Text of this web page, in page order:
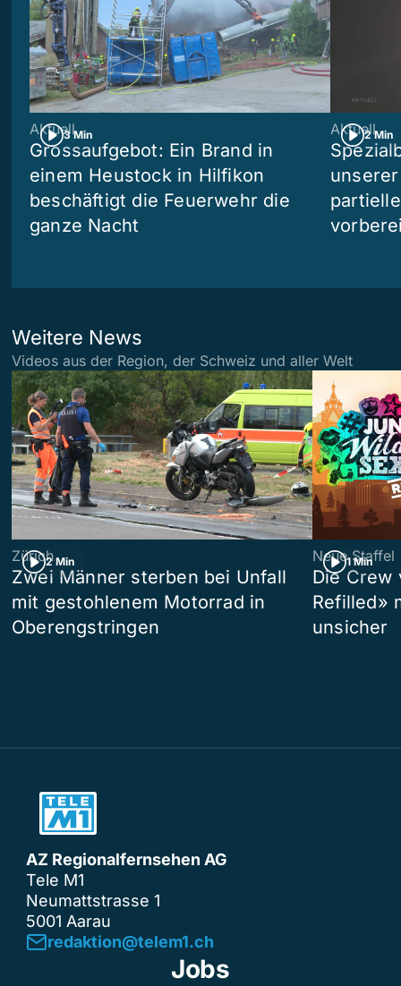
3 Min
Aktuell
Grossaufgebot: Ein Brand in
einem Heustock in Hilfikon
beschäftigt die Feuerwehr die
ganze Nacht
2 Min
Aktuell
Weitere News
Videos aus der Region, der Schweiz und aller Welt
2 Min
Zürich
Zwei Männer sterben bei Unfall
mit gestohlenem Motorrad in
Oberengstringen
1 Min
Neue Staffel
Die Crew
Refilled»
unsicher
AZ Regionalfernsehen AG
Tele M1
Neumattstrasse 1
5001 Aarau
redaktion@telem1.ch
Jobs